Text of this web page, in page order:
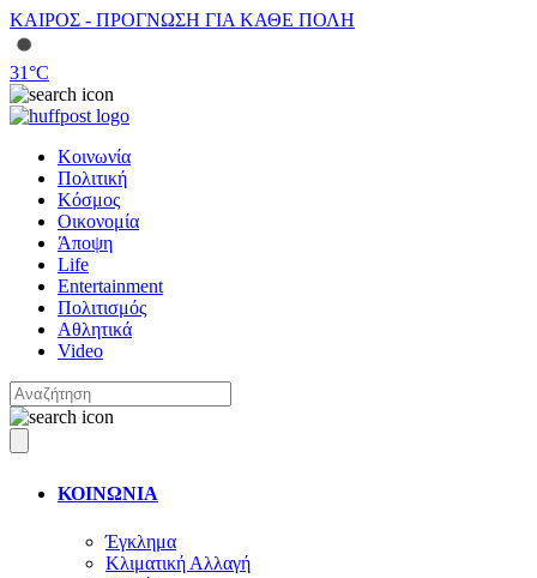
ΚΑΙΡΟΣ - ΠΡΟΓΝΩΣΗ ΓΙΑ ΚΑΘΕ ΠΟΛΗ
31°C
Κοινωνία
Πολιτική
Κόσμος
Οικονομία
Άποψη
Life
Entertainment
Πολιτισμός
Αθλητικά
Video
ΚΟΙΝΩΝΙΑ
Έγκλημα
Κλιματική Αλλαγή